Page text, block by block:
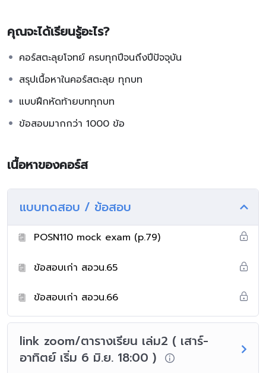
คุณจะได้เรียนรู้อะไร?
คอร์สตะลุยโจทย์ ครบทุกปีจนถึงปีปัจจุบัน
สรุปเนื้อหาในคอร์สตะลุย ทุกบท
แบบฝึกหัดท้ายบททุกบท
ข้อสอบมากกว่า 1000 ข้อ
เนื้อหาของคอร์ส
แบบทดสอบ / ข้อสอบ
POSN110 mock exam (p.79)
ข้อสอบเก่า สอวน.65
ข้อสอบเก่า สอวน.66
link zoom/ตารางเรียน เล่ม2 ( เสาร์-
อาทิตย์ เริ่ม 6 มิ.ย. 18:00 )